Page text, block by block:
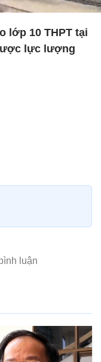
lớp 10 THPT tại
lực lượng